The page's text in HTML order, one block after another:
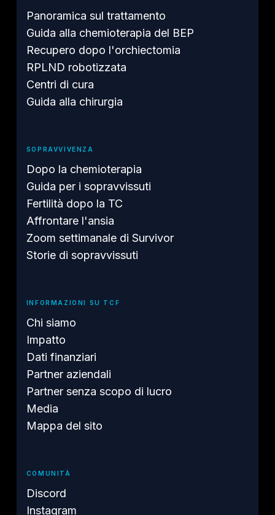
Panoramica sul trattamento
Guida alla chemioterapia del BEP
Recupero dopo l'orchiectomia
RPLND robotizzata
Centri di cura
Guida alla chirurgia
SOPRAVVIVENZA
Dopo la chemioterapia
Guida per i sopravvissuti
Fertilità dopo la TC
Affrontare l'ansia
Zoom settimanale di Survivor
Storie di sopravvissuti
INFORMAZIONI SU TCF
Chi siamo
Impatto
Dati finanziari
Partner aziendali
Partner senza scopo di lucro
Media
Mappa del sito
COMUNITÀ
Discord
Instagram